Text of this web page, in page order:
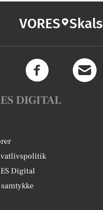
VORES Skals
DIGITAL
Digital